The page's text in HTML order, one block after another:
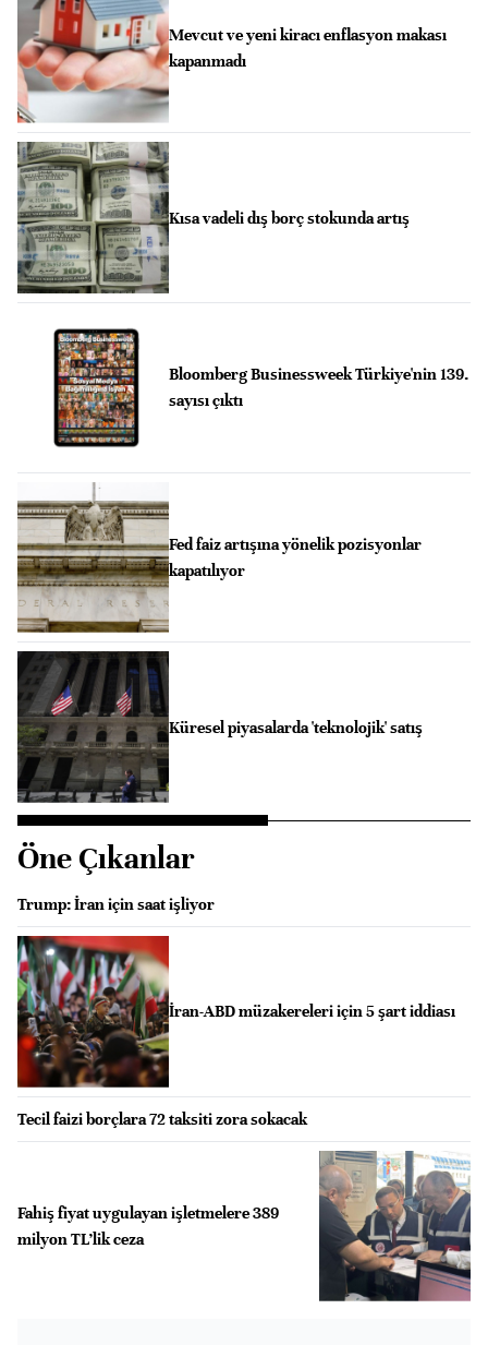
Mevcut ve yeni kiracı enflasyon makası
kapanmadı
Kısa vadeli dış borç stokunda artış
Bloomberg Businessweek Türkiye'nin 139.
sayısı çıktı
Fed faiz artışına yönelik pozisyonlar
kapatılıyor
Küresel piyasalarda 'teknolojik' satış
Öne Çıkanlar
Trump: İran için saat işliyor
İran-ABD müzakereleri için 5 şart iddiası
Tecil faizi borçlara 72 taksiti zora sokacak
Fahiş fiyat uygulayan işletmelere 389
milyon TL’lik ceza